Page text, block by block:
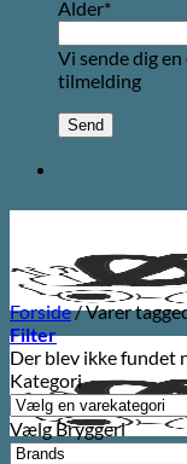
Alder*
Vi sende dig
tilmelding
Forside/Varer
Filter
Der blev ikke fundet
Kategori
Vælg Bryggeri